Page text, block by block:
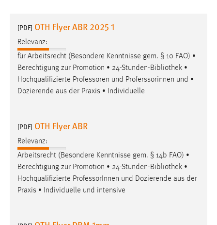
[PDF] OTH Flyer ABR 2025 1
Relevanz:
für Arbeitsrecht (Besondere Kenntnisse gem. § 10 FAO) •
Berechtigung zur Promotion • 24-Stunden-Bibliothek •
Hochqualifizierte Professoren und Proferssorinnen und •
Dozierende aus der Praxis • Individuelle
[PDF] OTH Flyer ABR
Relevanz:
Arbeitsrecht (Besondere Kenntnisse gem. § 14b FAO) •
Berechtigung zur Promotion • 24-Stunden-Bibliothek •
Hochqualifizierte ProfessorInnen und Dozierende aus der
Praxis • Individuelle und intensive
Performance
Name:
staticfilecache
Zweck:
Für performante Seitenauslieferung wird in diesem Cookie
gespeichert, ob man eingeloggt ist.
Name:
site-language-preference
Zweck:
Das Cookie speichert die gewählte Sprache der Website.
Cookie Laufzeit: